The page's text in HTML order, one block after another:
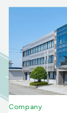
Company